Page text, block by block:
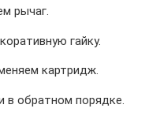
рычаг.
гайку.
картридж.
в обратном порядке.